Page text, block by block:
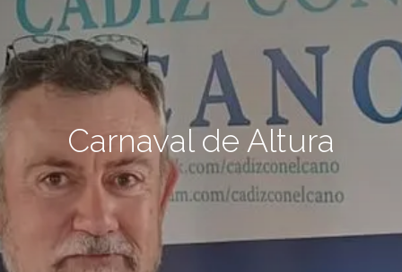
Carnaval de Altura